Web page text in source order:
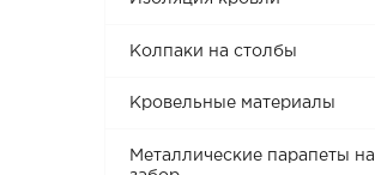
Колпаки на столбы
Кровельные материалы
Металлические парапеты на